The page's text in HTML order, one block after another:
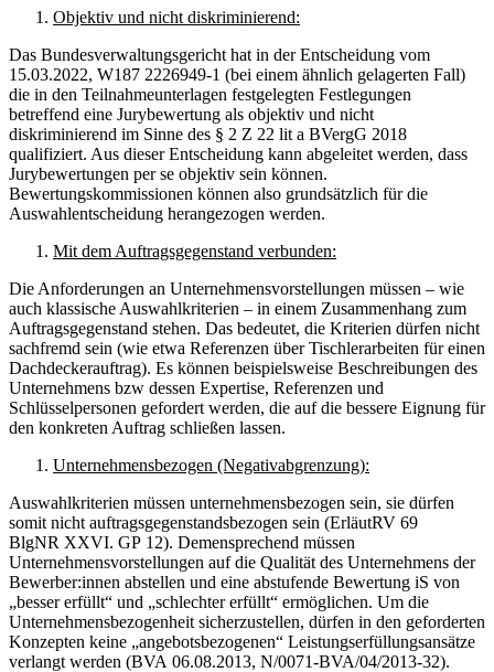
Objektiv und nicht diskriminierend:
Das Bundesverwaltungsgericht hat in der Entscheidung vom
15.03.2022, W187 2226949-1 (bei einem ähnlich gelagerten Fall)
die in den Teilnahmeunterlagen festgelegten Festlegungen
betreffend eine Jurybewertung als objektiv und nicht
diskriminierend im Sinne des § 2 Z 22 lit a BVergG 2018
qualifiziert. Aus dieser Entscheidung kann abgeleitet werden, dass
Jurybewertungen per se objektiv sein können.
Bewertungskommissionen können also grundsätzlich für die
Auswahlentscheidung herangezogen werden.
Mit dem Auftragsgegenstand verbunden:
Die Anforderungen an Unternehmensvorstellungen müssen – wie
auch klassische Auswahlkriterien – in einem Zusammenhang zum
Auftragsgegenstand stehen. Das bedeutet, die Kriterien dürfen nicht
sachfremd sein (wie etwa Referenzen über Tischlerarbeiten für einen
Dachdeckerauftrag). Es können beispielsweise Beschreibungen des
Unternehmens bzw dessen Expertise, Referenzen und
Schlüsselpersonen gefordert werden, die auf die bessere Eignung für
den konkreten Auftrag schließen lassen.
Unternehmensbezogen (Negativabgrenzung):
Auswahlkriterien müssen unternehmensbezogen sein, sie dürfen
somit nicht auftragsgegenstandsbezogen sein (ErläutRV 69
BlgNR XXVI. GP 12). Demensprechend müssen
Unternehmensvorstellungen auf die Qualität des Unternehmens der
Bewerber:innen abstellen und eine abstufende Bewertung iS von
„besser erfüllt“ und „schlechter erfüllt“ ermöglichen. Um die
Unternehmensbezogenheit sicherzustellen, dürfen in den geforderten
Konzepten keine „angebotsbezogenen“ Leistungserfüllungsansätze
verlangt werden (BVA 06.08.2013, N/0071-BVA/04/2013-32).